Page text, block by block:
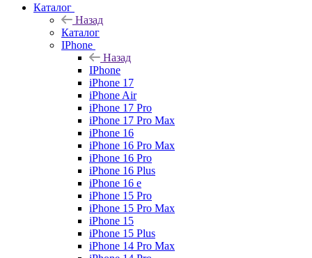
Каталог
Назад
Каталог
IPhone
Назад
IPhone
iPhone 17
iPhone Air
iPhone 17 Pro
iPhone 17 Pro Max
iPhone 16
iPhone 16 Pro Max
iPhone 16 Pro
iPhone 16 Plus
iPhone 16 e
iPhone 15 Pro
iPhone 15 Pro Max
iPhone 15
iPhone 15 Plus
iPhone 14 Pro Max